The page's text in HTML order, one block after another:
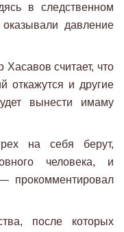
в следственном
давление
считает, что
откажутся и другие
вынести имаму
на себя берут,
человека, и
прокомментировал
после которых